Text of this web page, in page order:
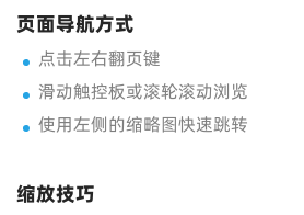
页面导航方式
点击左右翻页键
滑动触控板或滚轮滚动浏览
使用左侧的缩略图快速跳转
缩放技巧